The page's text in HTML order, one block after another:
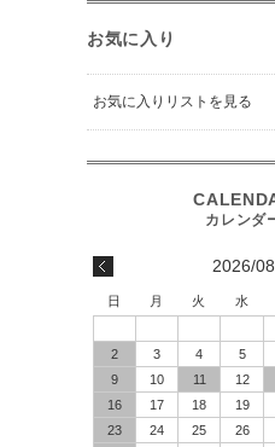
お気に入り
お気に入りリストを見る
2026/08
日 月 火 水
2
3 4 5
9
10 11 12
16
17 18 19
23
24 25 26